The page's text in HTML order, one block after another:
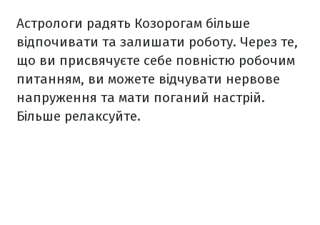
Астрологи радять Козорогам більше
відпочивати та залишати роботу. Через те,
що ви присвячуєте себе повністю робочим
питанням, ви можете відчувати нервове
напруження та мати поганий настрій.
Більше релаксуйте.